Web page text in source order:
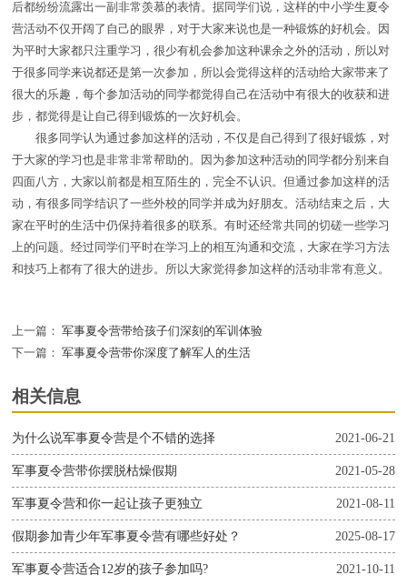
后都纷纷流露出一副非常羡慕的表情。据同学们说，这样的中小学生夏令
营活动不仅开阔了自己的眼界，对于大家来说也是一种锻炼的好机会。因
为平时大家都只注重学习，很少有机会参加这种课余之外的活动，所以对
于很多同学来说都还是第一次参加，所以会觉得这样的活动给大家带来了
很大的乐趣，每个参加活动的同学都觉得自己在活动中有很大的收获和进
步，都觉得是让自己得到锻炼的一次好机会。
很多同学认为通过参加这样的活动，不仅是自己得到了很好锻炼，对
于大家的学习也是非常非常帮助的。因为参加这种活动的同学都分别来自
四面八方，大家以前都是相互陌生的，完全不认识。但通过参加这样的活
动，有很多同学结识了一些外校的同学并成为好朋友。活动结束之后，大
家在平时的生活中仍保持着很多的联系。有时还经常共同的切磋一些学习
上的问题。经过同学们平时在学习上的相互沟通和交流，大家在学习方法
和技巧上都有了很大的进步。所以大家觉得参加这样的活动非常有意义。
上一篇： 军事夏令营带给孩子们深刻的军训体验
下一篇： 军事夏令营带你深度了解军人的生活
相关信息
2021-06-21
为什么说军事夏令营是个不错的选择
2021-05-28
军事夏令营带你摆脱枯燥假期
2021-08-11
军事夏令营和你一起让孩子更独立
2025-08-17
假期参加青少年军事夏令营有哪些好处？
2021-10-11
军事夏令营适合12岁的孩子参加吗?